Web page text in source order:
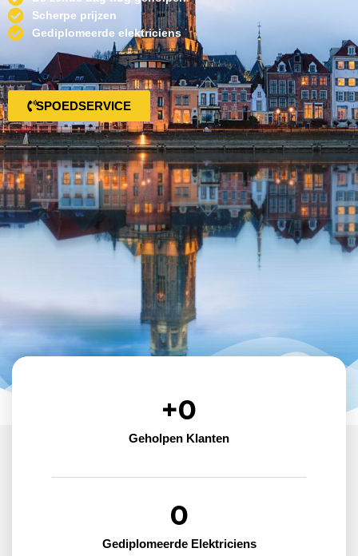
Scherpe prijzen
Gediplomeerde elektriciens
SPOEDSERVICE
Geholpen Klanten
+0
Gediplomeerde Elektriciens
0